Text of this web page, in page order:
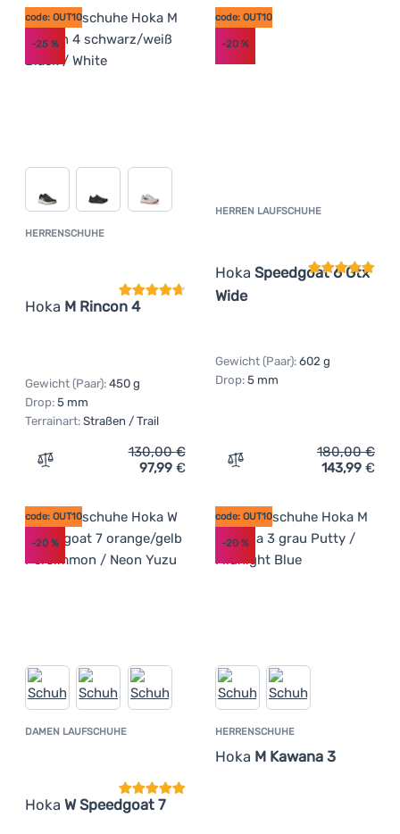
HERRENSCHUHE
Hoka M Rincon 4
code: OUT10
-25 %
Gewicht (Paar): 450 g
Drop: 5 mm
Terrainart: Straßen / Trail
Zum Vergleich 'Herrenschuhe Hoka M Rincon 4'
130,00€
97,99 €
HERREN LAUFSCHUHE
Hoka Speedgoat 6 Gtx
Wide
code: OUT10
-20%
Gewicht (Paar): 602 g
Drop: 5 mm
Zum Vergleich 'Herren
180,00€
143,99 €
DAMEN LAUFSCHUHE
Hoka W Speedgoat 7
Kundenbewertung
code: OUT10
-20 %
HERRENSCHUHE
Hoka M Kawana 3
code: OUT10
-20%